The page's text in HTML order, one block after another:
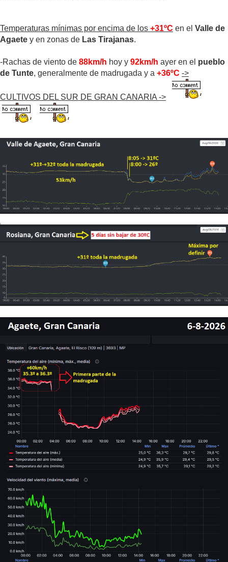
Temperaturas mínimas por encima de los +31ºC en el Valle de
Agaete y en zonas de Las Tirajanas.
-Rachas de viento de 88km/h hoy y 92km/h ayer en el pueblo
de Tunte, generalmente de madrugada y a +36ºC ->
CULTIVOS DEL SUR DE GRAN CANARIA ->